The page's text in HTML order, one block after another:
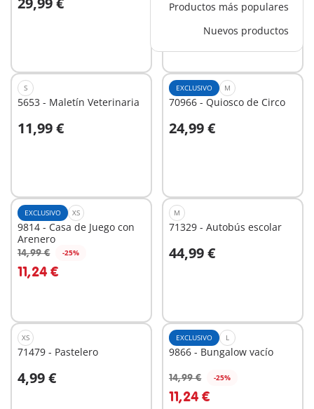
Productos más populares
Nuevos productos
A la cesta A la cesta
S
5653 - Maletín Veterinaria
11,99 €
A la cesta
EXCLUSIVO M
70966 - Quiosco de Circo
24,99 €
A la cesta
EXCLUSIVO XS
9814 - Casa de Juego con
Arenero
14,99 € -25%
11,24 €
A la cesta
M
71329 - Autobús escolar
44,99 €
A la cesta
XS
71479 - Pastelero
4,99 €
A la cesta
EXCLUSIVO L
9866 - Bungalow vacío
14,99 € -25%
11,24 €
A la cesta